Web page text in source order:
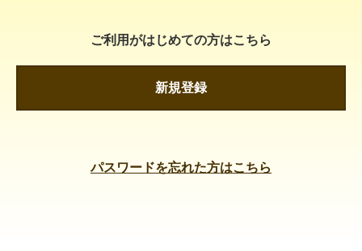
ご利用がはじめての方はこちら
新規登録
パスワードを忘れた方はこちら